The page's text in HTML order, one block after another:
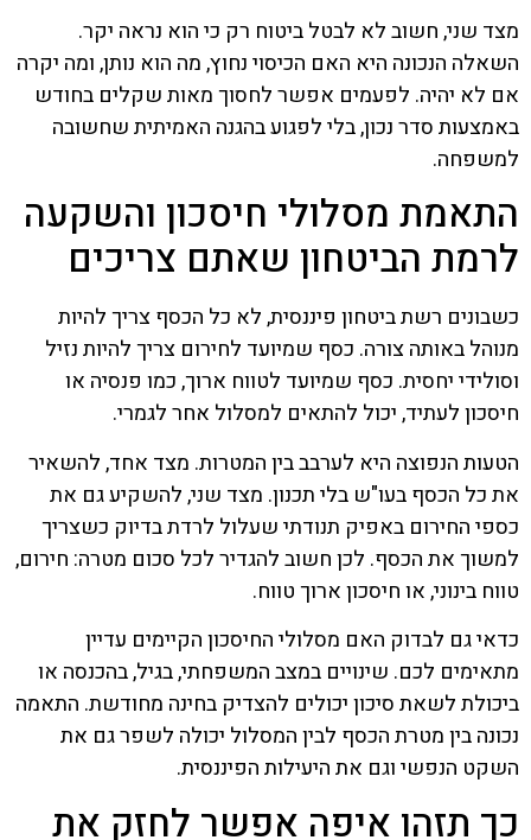
מצד שני, חשוב לא לבטל ביטוח רק כי הוא נראה יקר.
השאלה הנכונה היא האם הכיסוי נחוץ, מה הוא נותן, ומה יקרה
אם לא יהיה. לפעמים אפשר לחסוך מאות שקלים בחודש
באמצעות סדר נכון, בלי לפגוע בהגנה האמיתית שחשובה
למשפחה.
התאמת מסלולי חיסכון והשקעה
לרמת הביטחון שאתם צריכים
כשבונים רשת ביטחון פיננסית, לא כל הכסף צריך להיות
מנוהל באותה צורה. כסף שמיועד לחירום צריך להיות נזיל
וסולידי יחסית. כסף שמיועד לטווח ארוך, כמו פנסיה או
חיסכון לעתיד, יכול להתאים למסלול אחר לגמרי.
הטעות הנפוצה היא לערבב בין המטרות. מצד אחד, להשאיר
את כל הכסף בעו"ש בלי תכנון. מצד שני, להשקיע גם את
כספי החירום באפיק תנודתי שעלול לרדת בדיוק כשצריך
למשוך את הכסף. לכן חשוב להגדיר לכל סכום מטרה: חירום,
טווח בינוני, או חיסכון ארוך טווח.
כדאי גם לבדוק האם מסלולי החיסכון הקיימים עדיין
מתאימים לכם. שינויים במצב המשפחתי, בגיל, בהכנסה או
ביכולת לשאת סיכון יכולים להצדיק בחינה מחודשת. התאמה
נכונה בין מטרת הכסף לבין המסלול יכולה לשפר גם את
השקט הנפשי וגם את היעילות הפיננסית.
כך תזהו איפה אפשר לחזק את